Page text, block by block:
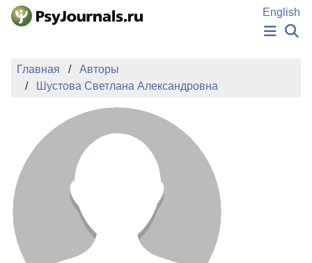
Перейти к основному содержанию
English
ИЗДАНИЯ
АВТОРЫ
ПОДАТЬ РУКОПИСЬ
БАЗА ЗНАНИЙ
КЛЮЧЕВЫЕ СЛОВА
Регистрация
Главная
Авторы
Шустова Светлана Александровна